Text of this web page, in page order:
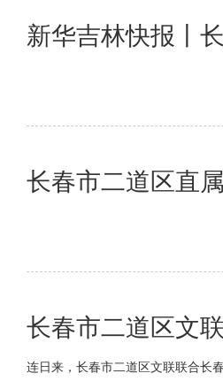
新华吉林快报丨
长春市二道区直
长春市二道区文
连日来，长春市二道区文联联合长